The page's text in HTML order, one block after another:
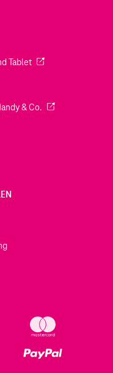
neuen Tab geöffnet)
Tab geöffnet)
Tablet(Wird in einem
Tab geöffnet)
& Co. (Wird in einem